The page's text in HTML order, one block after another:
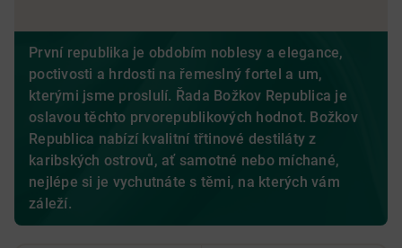
První republika je obdobím noblesy a elegance,
poctivosti a hrdosti na řemeslný fortel a um,
kterými jsme proslulí. Řada Božkov Republica je
oslavou těchto prvorepublikových hodnot. Božkov
Republica nabízí kvalitní třtinové destiláty z
karibských ostrovů, ať samotné nebo míchané,
nejlépe si je vychutnáte s těmi, na kterých vám
záleží.